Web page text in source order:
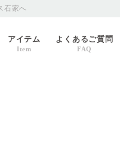
石家へ
アイテム
Item
よくあるご質問
FAQ